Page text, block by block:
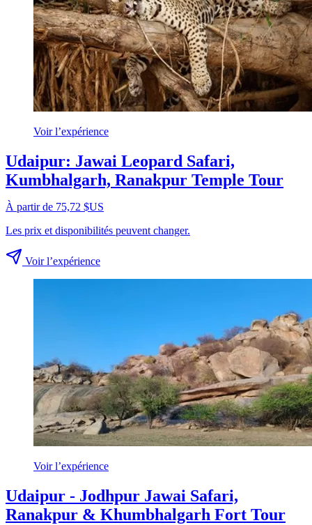
Voir l’expérience
Udaipur: Jawai Leopard Safari,
Kumbhalgarh, Ranakpur Temple Tour
À partir de 75,72 $US
Les prix et disponibilités peuvent changer.
Voir l’expérience
Voir l’expérience
Udaipur - Jodhpur Jawai Safari,
Ranakpur & Khumbhalgarh Fort Tour